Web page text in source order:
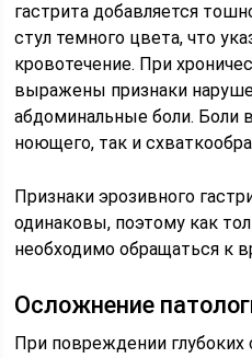
гастрита добавляется
стул темного цвета, что
кровотечение. При
выражены признаки
абдоминальные боли. Боли
ноющего, так и
Признаки эрозивного
одинаковы, поэтому как
необходимо обращаться к
Осложнение
При повреждении глубоких